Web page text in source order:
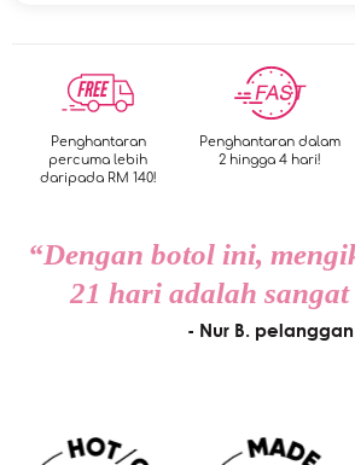
Penghantaran
percuma lebih
daripada RM 140!
Penghantaran dalam
2 hingga 4 hari!
“Dengan botol ini,
21 hari adalah
- Nur B. pelanggan